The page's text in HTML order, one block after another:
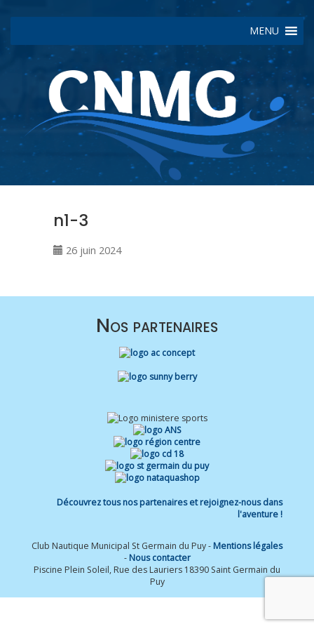
MENU
n1-3
26 juin 2024
Nos partenaires
Découvrez tous nos partenaires et rejoignez-nous dans
l'aventure !
Club Nautique Municipal St Germain du Puy - Mentions légales
- Nous contacter
Piscine Plein Soleil, Rue des Lauriers 18390 Saint Germain du
Puy